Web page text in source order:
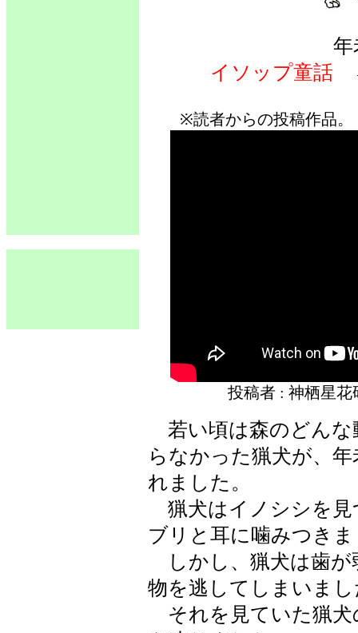
年
イソップ童話
※読者からの投稿作品
投稿者 : 神栖星
若い頃は森のどんな
らなかった猟犬が、
れました。
猟犬はイノシシを見
ブリと耳に噛みつき
しかし、猟犬は歯が
物を逃してしまいま
それを見ていた猟犬